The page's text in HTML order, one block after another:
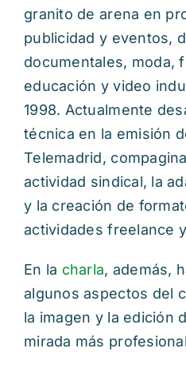
granito de arena en
publicidad y eventos,
documentales, moda,
educación y video
1998. Actualmente
técnica en la emisión
Telemadrid,
actividad sindical, la
y la creación de
actividades freelance
En la charla, además,
algunos aspectos del
la imagen y la edición
mirada más